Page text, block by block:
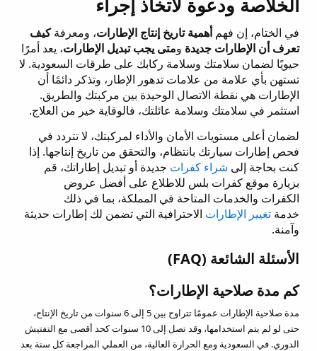
الخلاصة ودعوة لاتخاذ إجراء
في الختام، إن فهمأهمية تاريخ إنتاج الإطارات، ومعرفةكيف
تعرف أن الإطارات جديدة ومتى يجب تبديل الإطارات، يعد أمرًا
حيويًا لضمان سلامتك وسلامة ركابك على طرقات السعودية. لا
تستهن بأي علامة من علامات تدهور الإطار، وتذكر دائمًا أن
الإطارات هي نقطة الاتصال الوحيدة بين مركبتك والطريق.
استثمر في سلامتك وسلامة عائلتك، فالوقاية خير من العلاج.
لضمان أعلى مستويات الأمان والأداء لمركبتك، لا تتردد في
فحص إطارات سيارتك بانتظام، والتحقق من تاريخ إنتاجها. إذا
كنت بحاجة إلى شراء كفرات جديدة أو تبديل إطاراتك، قم
بزيارة موقع كفرات بلس للاطلاع على أفضل عروض
الكفرات والخدمات المتاحة في المملكة، بما في ذلك
خدمةتغيير الإطارات الاحترافية التي تضمن لك إطارات حديثة
وآمنة.
الأسئلة الشائعة (FAQ)
كم مدة صلاحية الإطارات؟
مدة صلاحية الإطارات عمومًا تتراوح بين 5 إلى 6 سنوات من تاريخ الإنتاج،
حتى لو لم يتم استخدامها، وقد تصل إلى 10 سنوات كحد أقصى مع التفتيش
الدوري. في السعودية ومع الحرارة العالية، من العملي المراجعة كل سنة بعد